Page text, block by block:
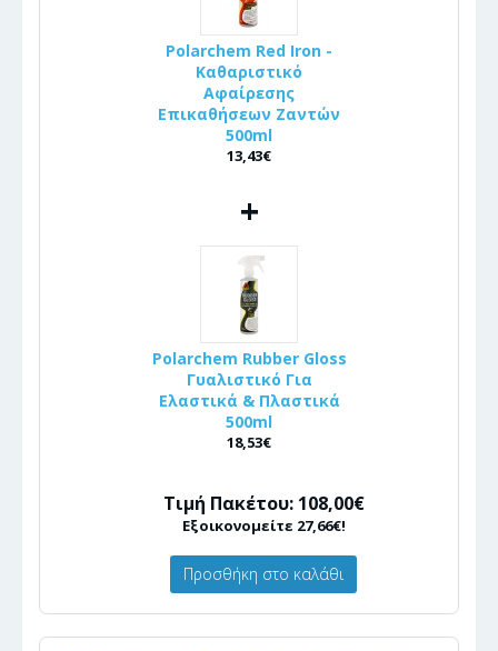
Polarchem Red Iron -
Καθαριστικό
Αφαίρεσης
Επικαθήσεων Ζαντών
500ml
13,43€
+
Polarchem Rubber Gloss
Γυαλιστικό Για
Ελαστικά & Πλαστικά
500ml
18,53€
Τιμή Πακέτου: 108,00€
Εξοικονομείτε 27,66€!
Προσθήκη στο καλάθι